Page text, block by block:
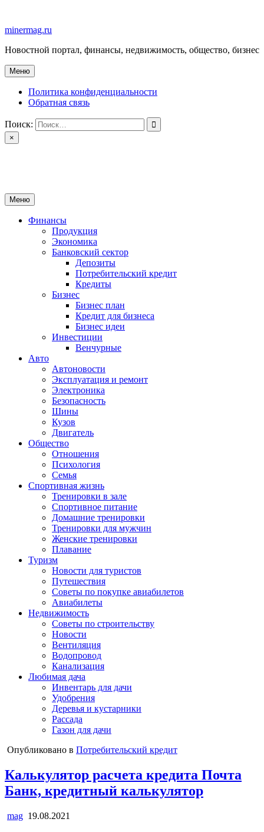
содержимому
minermag.ru
Новостной портал, финансы, недвижимость, общество, бизнес
Меню
Политика конфиденциальности
Обратная связь
Поиск:
×
Меню
Финансы
Продукция
Экономика
Банковский сектор
Депозиты
Потребительский кредит
Кредиты
Бизнес
Бизнес план
Кредит для бизнеса
Бизнес идеи
Инвестиции
Венчурные
Авто
Автоновости
Эксплуатация и ремонт
Электроника
Безопасность
Шины
Кузов
Двигатель
Общество
Отношения
Психология
Семья
Спортивная жизнь
Тренировки в зале
Спортивное питание
Домашние тренировки
Тренировки для мужчин
Женские тренировки
Плавание
Туризм
Новости для туристов
Путешествия
Советы по покупке авиабилетов
Авиабилеты
Недвижимость
Советы по строительству
Новости
Вентиляция
Водопровод
Канализация
Любимая дача
Инвентарь для дачи
Удобрения
Деревья и кустарники
Рассада
Газон для дачи
Опубликовано в Потребительский кредит
Калькулятор расчета кредита Почта
Банк, кредитный калькулятор
mag 19.08.2021